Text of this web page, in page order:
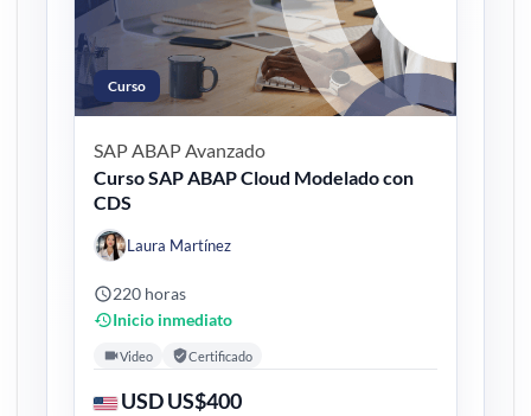
Curso
SAP ABAPAvanzado
Curso SAP ABAP Cloud Modelado con
CDS
Laura Martínez
220 horas
Inicio inmediato
Video Certificado
USD US$400